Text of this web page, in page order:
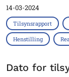
14-03-2024
Tilsynsrapport
Henstilling
Dato for